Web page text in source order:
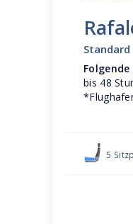
Standard
Folgende
bis 48
5